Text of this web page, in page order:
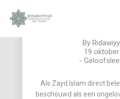
2023
SURAH AL-
19
2023
WAT GEBEURT
By
19
-
Als Zayd Islam direct
beschouwd als een